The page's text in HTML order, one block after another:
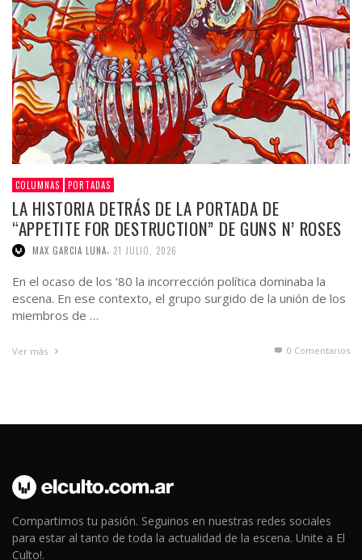
COLUMNAS PORTADAS
LA HISTORIA DETRÁS DE LA PORTADA DE
“APPETITE FOR DESTRUCTION” DE GUNS N’ ROSES
MAX GARCIA LUNA 21 JULIO, 2026
En el ocaso de los ’80 la incorrección política dominaba la
escena. En ese contexto, el grupo surgido de la unión de los
miembros de …
Ver más 0 Comentarios
Compartimos tu pasión. Seguinos en nuestras redes sociales
para estar al tanto de toda la actualidad de la escena. Unite a El
Culto!.